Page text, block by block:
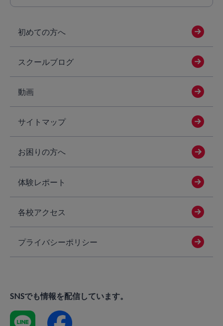
初めての方へ
スクールブログ
動画
サイトマップ
お困りの方へ
体験レポート
各校アクセス
プライバシーポリシー
SNSでも情報を配信しています。